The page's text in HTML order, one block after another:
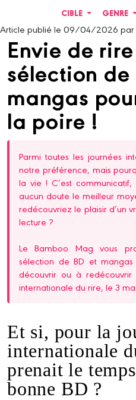
CIBLE GENRE
Article publié le 09/04/2026 par
Envie de
sélection de
mangas
la poire !
Parmi toutes les journées
notre préférence, mais
la vie ! C’est communicatif,
aucun doute le meilleur
redécouvriez le plaisir d’un
lecture ?
Le Bamboo Mag vous
sélection de BD et
découvrir ou à
internationale du rire, le 3
Et si, pour la
internationale
prenait le
bonne BD ?